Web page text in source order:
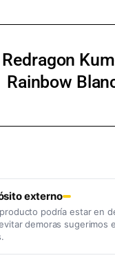
Rainbow
externo
podría estar en
demoras sugerimos